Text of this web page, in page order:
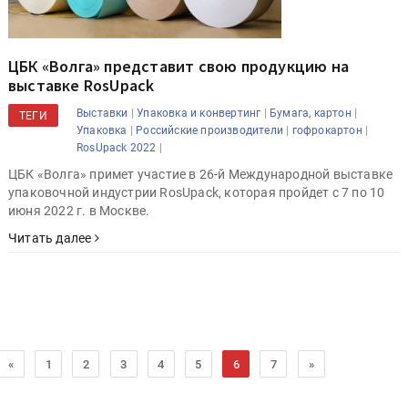
ЦБК «Волга» представит свою продукцию на
выставке RosUpack
ТЕГИ Выставки |Упаковка и конвертинг | Бумага, картон |
Упаковка | Российские производители | гофрокартон |
RosUpack 2022 |
ЦБК «Волга» примет участие в 26-й Международной выставке
упаковочной индустрии RosUpack, которая пройдет с 7 по 10
июня 2022 г. в Москве.
Читать далее
« 1 2 3 4 5 6 7 »